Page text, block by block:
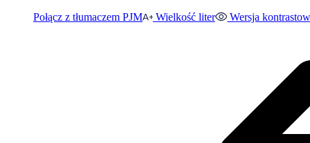
Połącz z tłumaczem PJM Wielkość liter Wersja